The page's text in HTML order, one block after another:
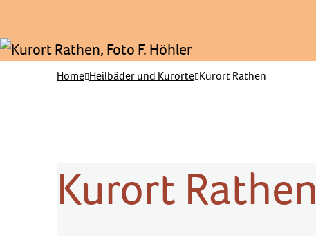
Home Heilbäder und Kurorte Kurort Rathen
Kurort Rathen